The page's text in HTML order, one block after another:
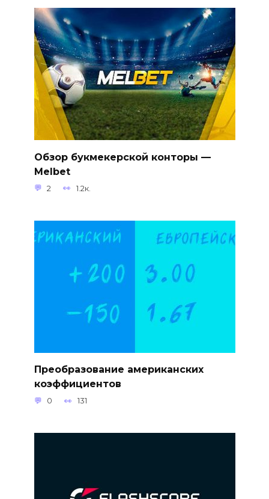
Обзор букмекерской конторы —
Melbet
2 1.2к.
Преобразование американских
коэффициентов
0 131